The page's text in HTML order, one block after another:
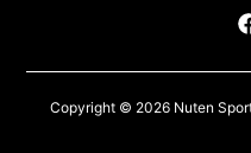
Copyright © 2026 Nuten